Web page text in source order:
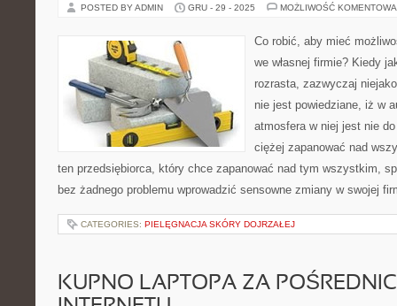
POSTED BY ADMIN GRU - 29 - 2025 MOŻLIWOŚĆ
Co robić, aby mieć
we własnej firmie? Kiedy
rozrasta, zazwyczaj
nie jest powiedziane, iż w
atmosfera w niej jest nie
ciężej zapanować nad
ten przedsiębiorca, który chce zapanować nad tym wszystkim,
bez żadnego problemu wprowadzić sensowne zmiany w swojej
CATEGORIES: PIELĘGNACJA SKÓRY DOJRZAŁEJ
KUPNO LAPTOPA ZA